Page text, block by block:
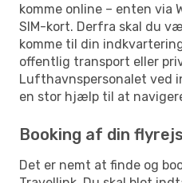
komme online – enten via
SIM-kort. Derfra skal du
komme til din
offentlig transport eller
Lufthavnspersonalet ved
en stor hjælp til at
Booking af din
Det er nemt at finde og